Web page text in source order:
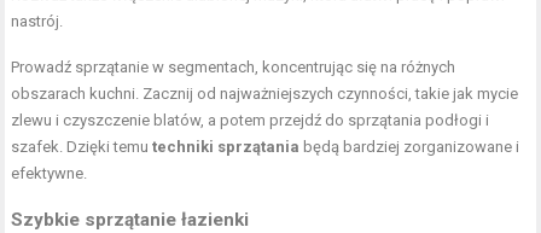
nastrój.
Prowadź sprzątanie w segmentach, koncentrując się na różnych
obszarach kuchni. Zacznij od najważniejszych czynności, takie jak mycie
zlewu i czyszczenie blatów, a potem przejdź do sprzątania podłogi i
szafek. Dzięki temutechniki sprzątania będą bardziej zorganizowane i
efektywne.
Szybkie sprzątanie łazienki